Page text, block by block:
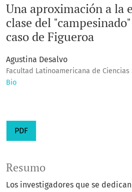
Una aproximación a la
clase del
caso de Figueroa
Agustina Desalvo
Facultad Latinoamericana de Ciencias
Bio
PDF
Resumo
Los investigadores que se